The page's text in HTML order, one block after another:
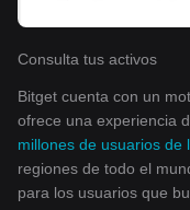
Consulta tus activos
Bitget cuenta con un
ofrece una experiencia
millones de usuarios de
regiones de todo el
para los usuarios que